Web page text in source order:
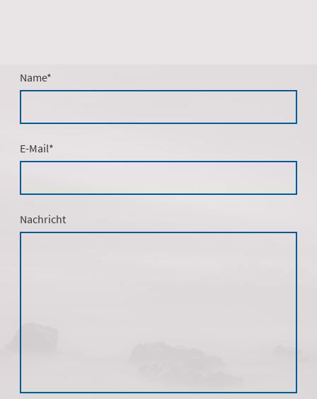
Name*
E-Mail*
Nachricht